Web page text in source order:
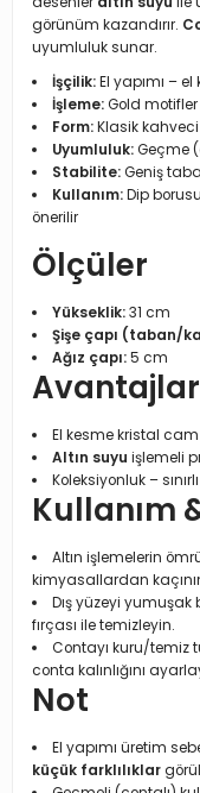
görünüm kazandırır.
uyumluluk sunar.
İşçilik:El yapımı –
İşleme:Gold motifler
Form:Klasik
Uyumluluk:Geçme
Stabilite:Geniş
Kullanım:Dip
önerilir
Ölçüler
Yükseklik:31 cm
Şişe çapı (taban/
Ağız çapı:5 cm
Avantajlar
El kesme kristal
Altın suyu işlemeli
Koleksiyonluk –
Kullanım
Altın işlemelerin
kimyasallardan
Dış yüzeyi yumuşak
fırçası ile temizleyin.
Contayı kuru/temiz
conta kalınlığını
Not
El yapımı üretim
küçük farklılıklar